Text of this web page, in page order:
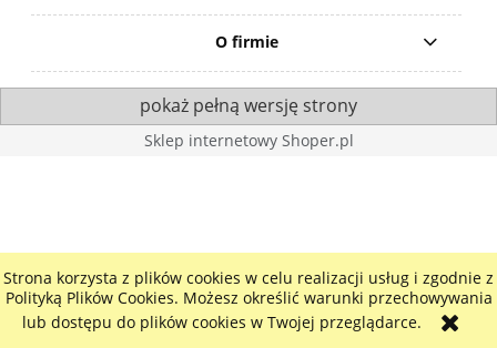
Strona korzysta z plików cookies w celu realizacji usług i zgodnie z
Polityką Plików Cookies. Możesz określić warunki przechowywania
lub dostępu do plików cookies w Twojej przeglądarce.
O firmie
pokaż pełną wersję strony
Sklep internetowy Shoper.pl